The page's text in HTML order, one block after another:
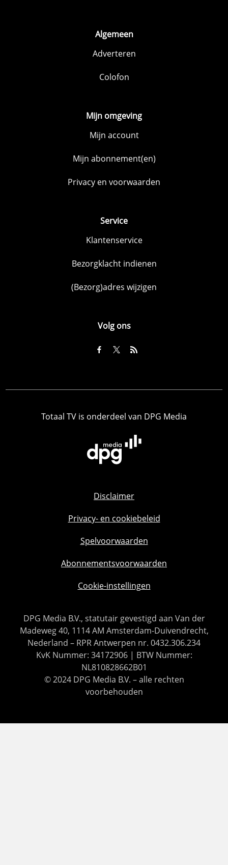
Algemeen
Adverteren
Colofon
Mijn omgeving
Mijn account
Mijn abonnement(en)
Privacy en voorwaarden
Service
Klantenservice
Bezorgklacht indienen
(Bezorg)adres wijzigen
Volg ons
Totaal TV is onderdeel van DPG Media
Disclaimer
Privacy- en cookiebeleid
Spelvoorwaarden
Abonnementsvoorwaarden
Cookie-instellingen
DPG Media B.V., statutair gevestigd aan Van der
Madeweg 40, 1114 AM Amsterdam-Duivendrecht,
Nederland – RPR Antwerpen nr. 0432.306.234
KvK Nummer: 34172906 | BTW Nummer:
NL810828662B01
© 2024 DPG Media B.V. – alle rechten
voorbehouden